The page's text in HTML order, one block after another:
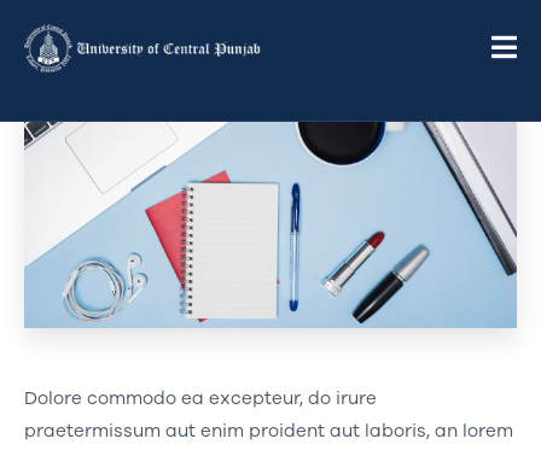
Dolore commodo ea excepteur, do irure
praetermissum aut enim proident aut laboris, an lorem